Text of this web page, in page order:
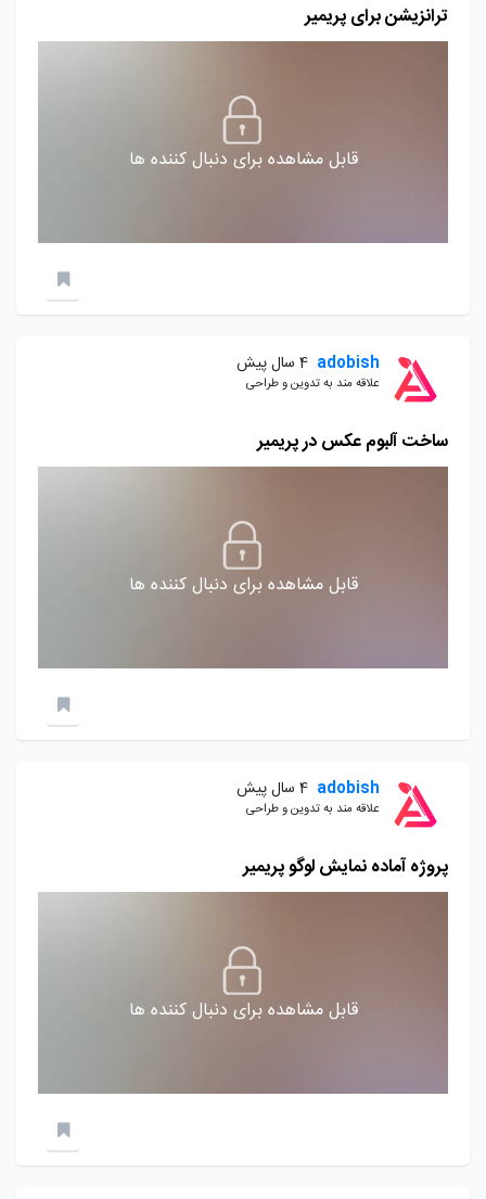
ترانزیشن برای پریمیر
قابل مشاهده برای دنبال کننده ها
adobish 4 سال پیش
علاقه مند به تدوین و طراحی
ساخت آلبوم عکس در پریمیر
قابل مشاهده برای دنبال کننده ها
adobish 4 سال پیش
علاقه مند به تدوین و طراحی
پروژه آماده نمایش لوگو پریمیر
قابل مشاهده برای دنبال کننده ها